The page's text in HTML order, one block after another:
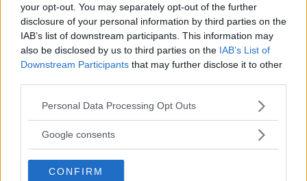
your opt-out. You may separately opt-out of the further
disclosure of your personal information by third parties on the
IAB’s list of downstream participants. This information may
also be disclosed by us to third parties on the IAB’s List of
Downstream Participants that may further disclose it to other
Please note that this website/app uses one or more Google
not limited to your visit or usage behaviour. You may click to
use your data for below specified purposes in below Google
consent section.
Personal Data Processing Opt Outs
Google consents
CONFIRM
Om åretS lokala företag
Årets lokala företag är en utmärkelse som arrangeras av
lokala nyhetssajten Bättre stadsdel och
Kontakt: mats@battrestadsdel.se, tel: 0709-449519